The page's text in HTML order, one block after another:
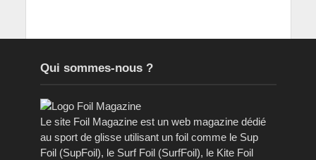
Qui sommes-nous ?
Le site Foil Magazine est un web magazine dédié
au sport de glisse utilisant un foil comme le Sup
Foil (SupFoil), le Surf Foil (SurfFoil), le Kite Foil